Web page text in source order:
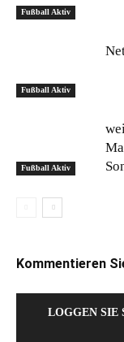
Fußball Aktiv
Fußball Aktiv
Fußball Aktiv
Kommentieren
LOGGEN SIE